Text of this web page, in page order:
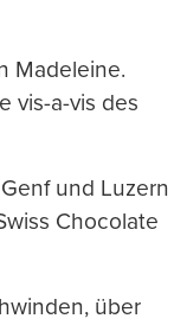
Madeleine.
vis-a-vis des
und Luzern
Chocolate
über